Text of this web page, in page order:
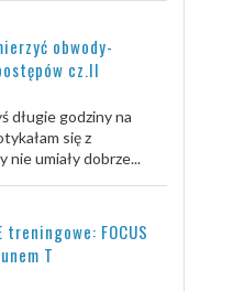
obwody-
cz.II
długie godziny na
się z
nie umiały dobrze...
treningowe: FOCUS
T